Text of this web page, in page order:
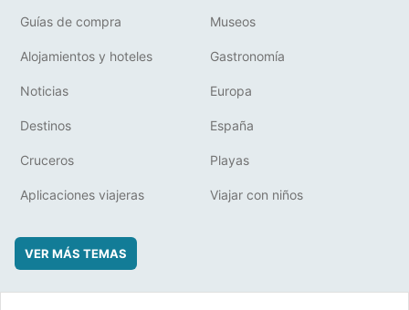
Guías de compra Museos
Alojamientos y hoteles Gastronomía
Noticias Europa
Destinos España
Cruceros Playas
Aplicaciones viajeras Viajar con niños
VER MÁS TEMAS